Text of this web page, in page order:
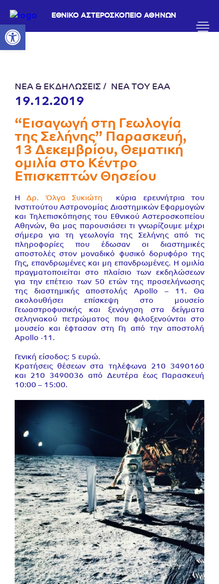
Ανοίξτε τη γραμμή εργαλείων
ΕΘΝΙΚΟ ΑΣΤΕΡΟΣΚΟΠΕΙΟ ΑΘΗΝΩΝ
ΝΕΑ & ΕΚΔΗΛΩΣΕΙΣ ΝΕΑ ΤΟΥ ΕΑΑ
19.12.2019
“Εισαγωγή στη Γεωλογία
της Σελήνης” Παρασκευή,
13 Δεκεμβρίου, Θεματική
ομιλία στο Κέντρο
Επισκεπτών Θησείου
ΗΔρ. Όλγα Συκιώτη κύρια ερευνήτρια του
Ινστιτούτου Αστρονομίας Διαστημικών Εφαρμογών
και Τηλεπισκόπησης του Εθνικού Αστεροσκοπείου
Αθηνών, θα μας παρουσιάσει τι γνωρίζουμε μέχρι
σήμερα για τη γεωλογία της Σελήνης από τις
πληροφορίες που έδωσαν οι διαστημικές
αποστολές στον μοναδικό φυσικό δορυφόρο της
Γης, επανδρωμένες και μη επανδρωμένες. Η ομιλία
πραγματοποιείται στο πλαίσιο των εκδηλώσεων
για την επέτειο των 50 ετών της προσελήνωσης
της διαστημικής αποστολής Apollo – 11. Θα
ακολουθήσει επίσκεψη στο μουσείο
Γεωαστροφυσικής και ξενάγηση στα δείγματα
σεληνιακού πετρώματος που φιλοξενούνται στο
μουσείο και έφτασαν στη Γη από την αποστολή
Apollo -11.
Γενική είσοδος: 5 ευρώ.
Κρατήσεις θέσεων στα τηλέφωνα 210 3490160
και 210 3490036 από Δευτέρα έως Παρασκευή
10:00 – 15:00.